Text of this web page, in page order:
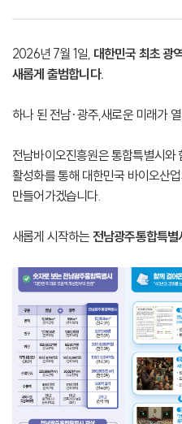
2026년 7월 1일, 대한민국 최초 광
새롭게 출범합니다.
하나 된 전남·광주,새로운 미래가
전남바이오진흥원은 통합특별시와
활성화를 통해 대한민국 바이오산
만들어가겠습니다.
새롭게 시작하는 전남광주통합특